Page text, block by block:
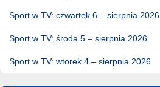
Sport w TV: czwartek 6 – sierpnia 2026
Sport w TV: środa 5 – sierpnia 2026
Sport w TV: wtorek 4 – sierpnia 2026